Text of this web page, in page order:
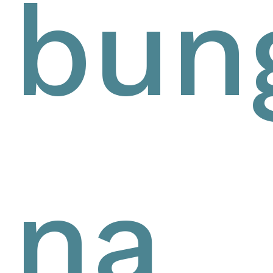
na